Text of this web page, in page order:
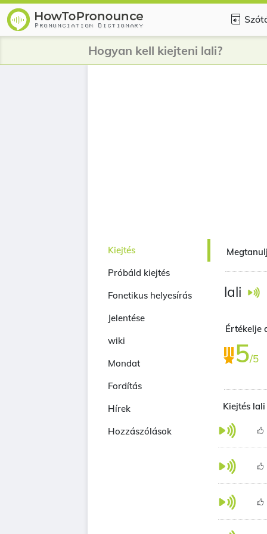
Hogyan kell kiejteni lali?
Kiejtés
Próbáld kiejtés
Fonetikus helyesírás
Jelentése
wiki
Mondat
Fordítás
Hírek
Hozzászólások
lali
Értékelje
5/5
Kiejtés